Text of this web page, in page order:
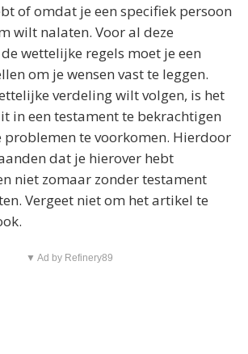
of omdat je een specifiek persoon
wilt nalaten. Voor al deze
wettelijke regels moet je een
om je wensen vast te leggen.
verdeling wilt volgen, is het
in een testament te bekrachtigen
te voorkomen. Hierdoor
dat je hierover hebt
niet zomaar zonder testament
Vergeet niet om het artikel te
▼ Ad by Refinery89